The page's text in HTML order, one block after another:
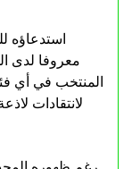
استدعاؤه
معروفا لدى
المنتخب في أي
لانتقادات